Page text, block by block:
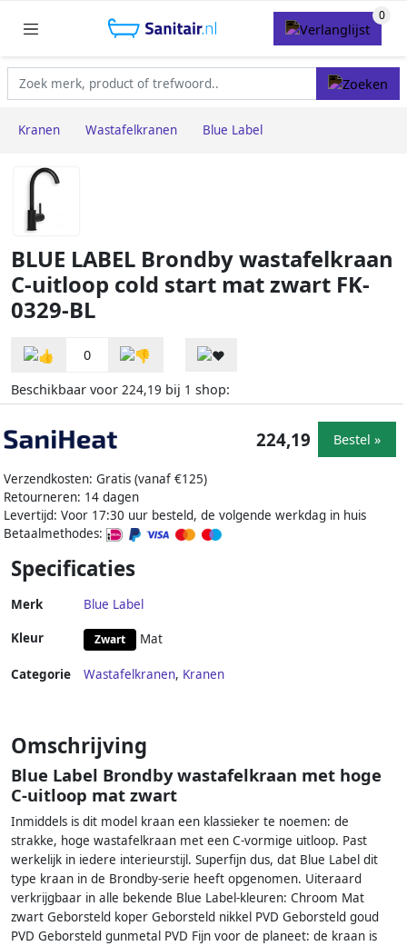
Kranen Wastafelkranen Blue Label
BLUE LABEL Brondby wastafelkraan
C-uitloop cold start mat zwart FK-
0329-BL
0
Beschikbaar voor 224,19 bij 1 shop:
Verzendkosten: Gratis (vanaf €125)
Retourneren: 14 dagen
Levertijd: Voor 17:30 uur besteld, de volgende werkdag in huis
Betaalmethodes:
224,19 Bestel »
Specificaties
Merk Blue Label
Kleur Zwart Mat
Categorie Wastafelkranen, Kranen
Omschrijving
Blue Label Brondby wastafelkraan met hoge
C-uitloop mat zwart
Inmiddels is dit model kraan een klassieker te noemen: de
strakke, hoge wastafelkraan met een C-vormige uitloop. Past
werkelijk in iedere interieurstijl. Superfijn dus, dat Blue Label dit
type kraan in de Brondby-serie heeft opgenomen. Uiteraard
verkrijgbaar in alle bekende Blue Label-kleuren: Chroom Mat
zwart Geborsteld koper Geborsteld nikkel PVD Geborsteld goud
PVD Geborsteld gunmetal PVD Fijn voor de planeet: de kraan is